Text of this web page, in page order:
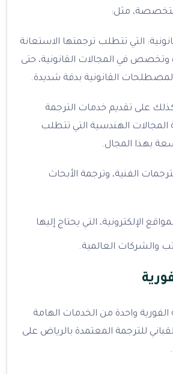
مثل:
التي تتطلب ترجمتها الاستعانة
وتخصص في المجالات القانونية، حتى
القانونية بدقة شديدة.
على تقديم خدمات الترجمة
الهندسية التي تتطلب
بهذا المجال.
الفنية، وترجمة الأبحاث
الإلكترونية، التي يحتاج إليها
والشركات العالمية.
واحدة من الخدمات الهامة
للترجمة المعتمدة بالرياض على